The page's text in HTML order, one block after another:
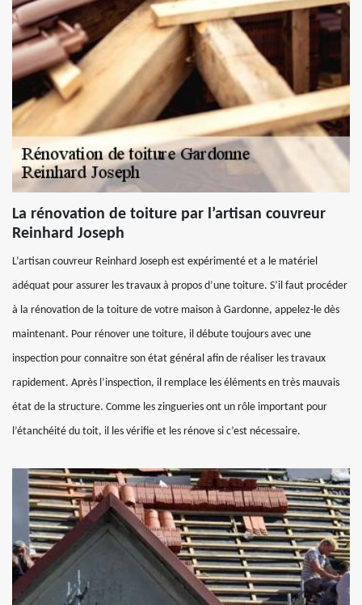
La rénovation de toiture par l’artisan couvreur
Reinhard Joseph
L’artisan couvreur Reinhard Joseph est expérimenté et a le matériel
adéquat pour assurer les travaux à propos d’une toiture. S’il faut procéder
à la rénovation de la toiture de votre maison à Gardonne, appelez-le dès
maintenant. Pour rénover une toiture, il débute toujours avec une
inspection pour connaitre son état général afin de réaliser les travaux
rapidement. Après l’inspection, il remplace les éléments en très mauvais
état de la structure. Comme les zingueries ont un rôle important pour
l’étanchéité du toit, il les vérifie et les rénove si c’est nécessaire.